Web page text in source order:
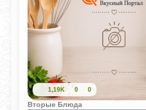
1,19K 0 0
Вторые Блюда